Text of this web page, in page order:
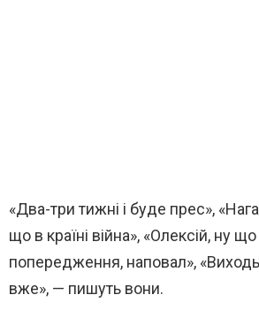
«Два-три тижні і буде прес»,
що в країні війна», «Олексій, ну
попередження, наповал»,
вже», — пишуть вони.